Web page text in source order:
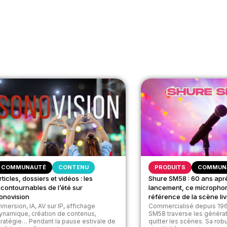
COMMUNAUTÉ CONTENU
dossiers et vidéos : les
de l’été sur
IA, AV sur IP, affichage
création de contenus,
Pendant la pause estivale de
PRODUITS
Shure SM58 : 60 ans
lancement, ce
référence de la scène
Commercialisé depuis
SM58 traverse les
quitter les scènes. Sa